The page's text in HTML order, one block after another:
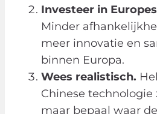
Investeer in
Minder
meer innovatie en
binnen Europa.
Wees realistisch.
Chinese technologie
maar bepaal waar